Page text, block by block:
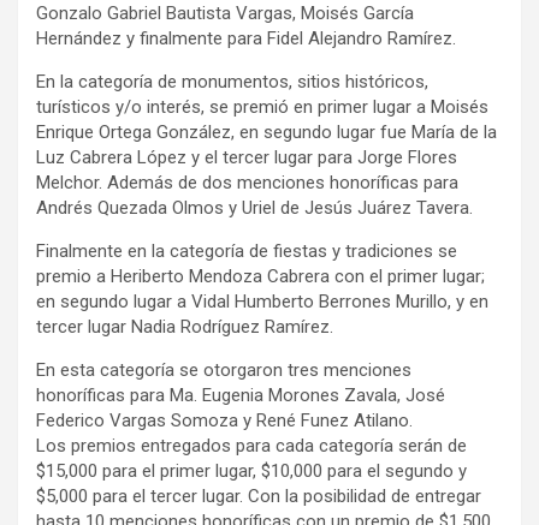
Gonzalo Gabriel Bautista Vargas, Moisés García
Hernández y finalmente para Fidel Alejandro Ramírez.
En la categoría de monumentos, sitios históricos,
turísticos y/o interés, se premió en primer lugar a Moisés
Enrique Ortega González, en segundo lugar fue María de la
Luz Cabrera López y el tercer lugar para Jorge Flores
Melchor. Además de dos menciones honoríficas para
Andrés Quezada Olmos y Uriel de Jesús Juárez Tavera.
Finalmente en la categoría de fiestas y tradiciones se
premio a Heriberto Mendoza Cabrera con el primer lugar;
en segundo lugar a Vidal Humberto Berrones Murillo, y en
tercer lugar Nadia Rodríguez Ramírez.
En esta categoría se otorgaron tres menciones
honoríficas para Ma. Eugenia Morones Zavala, José
Federico Vargas Somoza y René Funez Atilano.
Los premios entregados para cada categoría serán de
$15,000 para el primer lugar, $10,000 para el segundo y
$5,000 para el tercer lugar. Con la posibilidad de entregar